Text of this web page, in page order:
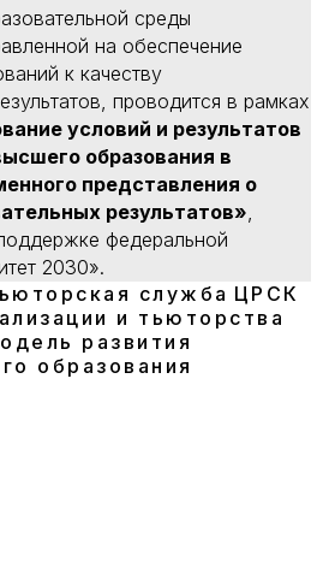
среды
на обеспечение
к качеству
проводится в рамках
условий и результатов
образования в
представления о
результатов»,
федеральной
2030».
служба ЦРСК
и тьюторства
развития
образования